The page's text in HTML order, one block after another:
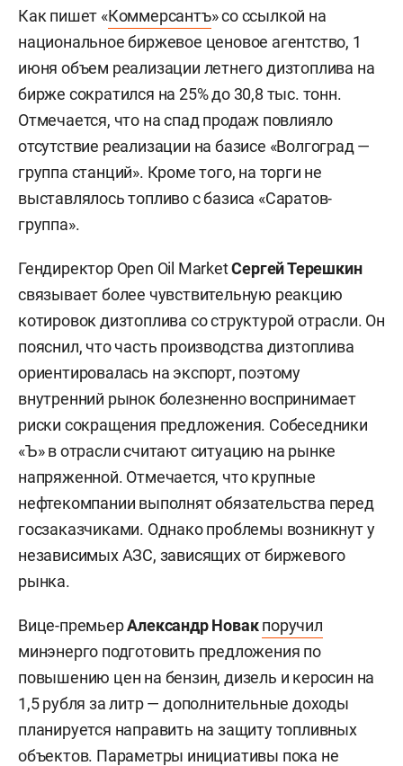
Как пишет «Коммерсантъ» со ссылкой на
национальное биржевое ценовое агентство, 1
июня объем реализации летнего дизтоплива на
бирже сократился на 25% до 30,8 тыс. тонн.
Отмечается, что на спад продаж повлияло
отсутствие реализации на базисе «Волгоград —
группа станций». Кроме того, на торги не
выставлялось топливо с базиса «Саратов-
группа».
Гендиректор Open Oil MarketСергей Терешкин
связывает более чувствительную реакцию
котировок дизтоплива со структурой отрасли. Он
пояснил, что часть производства дизтоплива
ориентировалась на экспорт, поэтому
внутренний рынок болезненно воспринимает
риски сокращения предложения. Собеседники
«Ъ» в отрасли считают ситуацию на рынке
напряженной. Отмечается, что крупные
нефтекомпании выполнят обязательства перед
госзаказчиками. Однако проблемы возникнут у
независимых АЗС, зависящих от биржевого
рынка.
Вице-премьерАлександр Новак поручил
минэнерго подготовить предложения по
повышению цен на бензин, дизель и керосин на
1,5 рубля за литр — дополнительные доходы
планируется направить на защиту топливных
объектов. Параметры инициативы пока не